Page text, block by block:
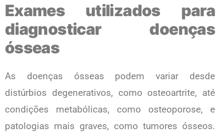
Exames utilizados para
diagnosticar doenças
ósseas
As doenças ósseas podem variar desde
distúrbios degenerativos, como osteoartrite, até
condições metabólicas, como osteoporose, e
patologias mais graves, como tumores ósseos.